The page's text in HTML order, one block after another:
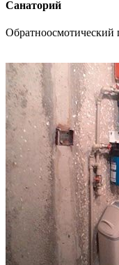
Санаторий
Обратноосмотический